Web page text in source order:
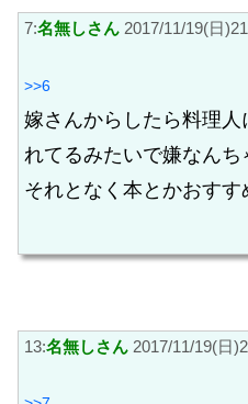
7:名無しさん 2017/11/19(日
>>6
嫁さんからしたら料理
れてるみたいで嫌なんち
それとなく本とかおす
13:名無しさん 2017/11/19(日